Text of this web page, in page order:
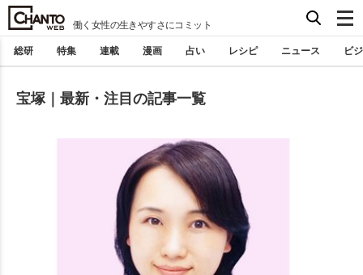
働く女性の生きやすさにコミット
総研 特集 連載 漫画 占い レシピ ニュース ビ
宝塚｜最新・注目の記事一覧